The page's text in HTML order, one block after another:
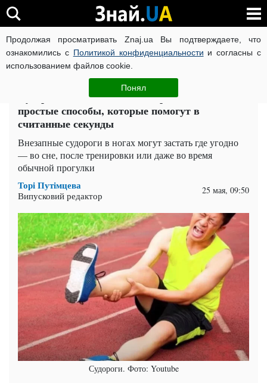
Продолжая просматривать Znaj.ua Вы подтверждаете, что
ознакомились с Политикой конфиденциальности и согласны с
использованием файлов cookie.
Понял
ВОЙНА РОССИИ ПРОТИВ УКРАИНЫ КОРОНАВИРУС В
ЧИТАТИ УКРАЇНСЬКОЮ
Судорога схватила ночью? Врачи назвали
простые способы, которые помогут в
считанные секунды
Внезапные судороги в ногах могут застать где угодно
— во сне, после тренировки или даже во время
обычной прогулки
Торі Путімцева
Випусковий редактор 25 мая, 09:50
Судороги. Фото: Youtube